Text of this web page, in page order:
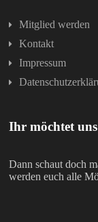
Mitglied werden
Kontakt
Impressum
Ihr möchtet
Dann schaut doch
werden euch alle